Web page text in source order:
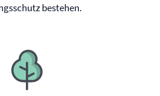
bestehen.